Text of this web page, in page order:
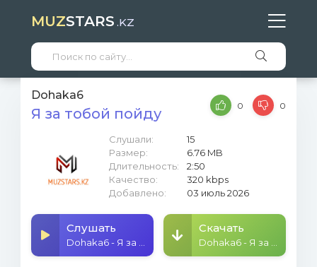
MUZSTARS .KZ
Dohaka6
Я за тобой пойду 0 0
Слушали:
15
Размер:
6.76 MB
Длительность:
2:50
Качество:
320 kbps
Добавлено:
03 июль 2026
Слушать Скачать